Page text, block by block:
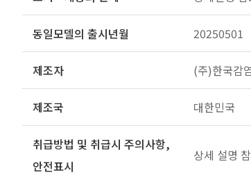
동일모델의 출시년월 20250501
제조자 (주)한국감
제조국 대한민국
취급방법 및 취급시 주의사항,
안전표시
상세 설명